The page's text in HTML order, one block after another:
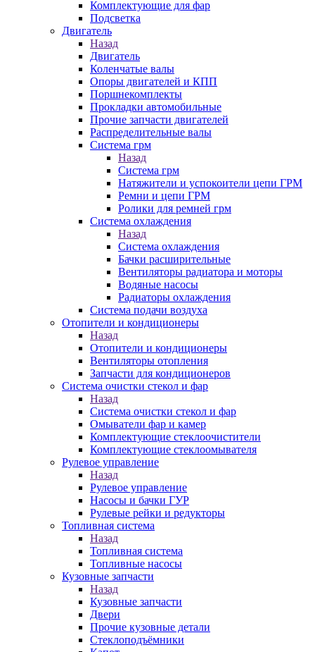
Комплектующие для фар
Подсветка
Двигатель
Назад
Двигатель
Коленчатые валы
Опоры двигателей и КПП
Поршнекомплекты
Прокладки автомобильные
Прочие запчасти двигателей
Распределительные валы
Система грм
Назад
Система грм
Натяжители и успокоители цепи ГРМ
Ремни и цепи ГРМ
Ролики для ремней грм
Система охлаждения
Назад
Система охлаждения
Бачки расширительные
Вентиляторы радиатора и моторы
Водяные насосы
Радиаторы охлаждения
Система подачи воздуха
Отопители и кондиционеры
Назад
Отопители и кондиционеры
Вентиляторы отопления
Запчасти для кондиционеров
Система очистки стекол и фар
Назад
Система очистки стекол и фар
Омыватели фар и камер
Комплектующие стеклоочистители
Комплектующие стеклоомывателя
Рулевое управление
Назад
Рулевое управление
Насосы и бачки ГУР
Рулевые рейки и редукторы
Топливная система
Назад
Топливная система
Топливные насосы
Кузовные запчасти
Назад
Кузовные запчасти
Двери
Прочие кузовные детали
Стеклоподъёмники